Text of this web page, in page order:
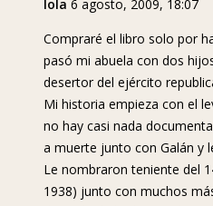
lola 6 agosto, 2009, 18:07
Compraré el libro solo por
pasó mi abuela con dos
desertor del ejército
Mi historia empieza con el
no hay casi nada
a muerte junto con Galán y
Le nombraron teniente del
1938) junto con muchos